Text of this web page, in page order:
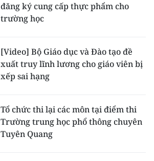
đăng ký cung cấp thực phẩm cho
trường học
[Video] Bộ Giáo dục và Đào tạo đề
xuất truy lĩnh lương cho giáo viên bị
xếp sai hạng
Tổ chức thi lại các môn tại điểm thi
Trường trung học phổ thông chuyên
Tuyên Quang